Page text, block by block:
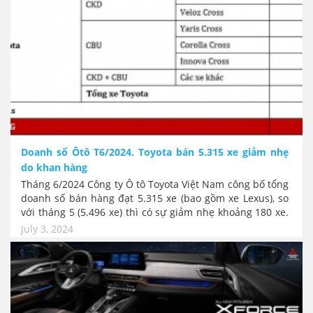
Đồng thời với mảng xe máy, Honda cũng tung nhiều gói
ưu đãi cho cả dịp hè.
Doanh số Ôtô T6/2024. Toyota bán 5.315 xe giảm nhẹ
do khan hàng
Tháng 6/2024 Công ty Ô tô Toyota Việt Nam công bố tổng
doanh số bán hàng đạt 5.315 xe (bao gồm xe Lexus), so
với tháng 5 (5.496 xe) thì có sự giảm nhẹ khoảng 180 xe.
Tuy nhiên số lượng xe giảm này chủ yếu là do vấn đề
khan hàng của những dòng xe nhập khẩu và nhóm xe
hybrid chưa về.
July 3, 2024